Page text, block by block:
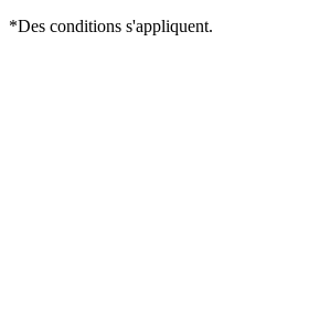
*Des conditions s'appliquent.